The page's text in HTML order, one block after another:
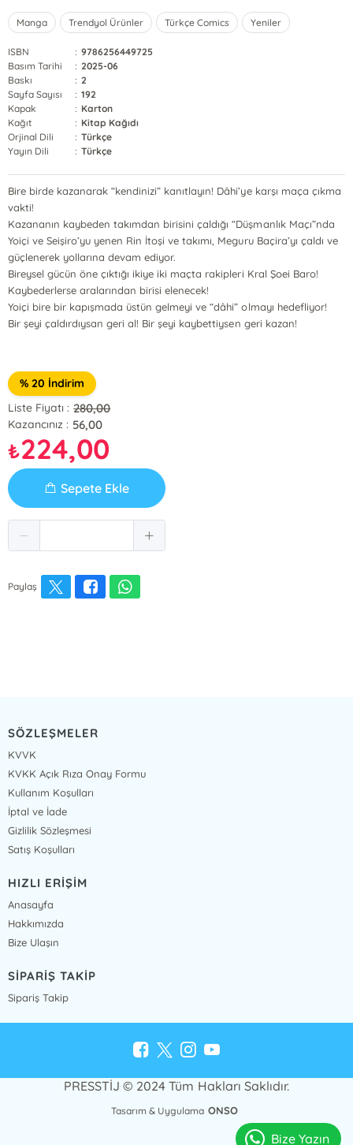
Manga Trendyol Ürünler Türkçe Comics Yeniler
ISBN : 9786256449725
Basım Tarihi
: 2025-06
Baskı
: 2
Sayfa Sayısı
: 192
Kapak
: Karton
Kağıt
: Kitap Kağıdı
Orjinal Dili
: Türkçe
Yayın Dili
: Türkçe
Bire birde kazanarak “kendinizi” kanıtlayın! Dâhi’ye karşı maça çıkma
vakti!
Kazananın kaybeden takımdan birisini çaldığı “Düşmanlık Maçı”nda
Yoiçi ve Seişiro’yu yenen Rin İtoşi ve takımı, Meguru Baçira’yı çaldı ve
güçlenerek yollarına devam ediyor.
Bireysel gücün öne çıktığı ikiye iki maçta rakipleri Kral Şoei Baro!
Kaybederlerse aralarından birisi elenecek!
Yoiçi bire bir kapışmada üstün gelmeyi ve “dâhi” olmayı hedefliyor!
Bir şeyi çaldırdıysan geri al! Bir şeyi kaybettiysen geri kazan!
% 20 İndirim
Liste Fiyatı : 280,00
Kazancınız : 56,00
₺224,00
Sepete Ekle
Paylaş
SÖZLEŞMELER
KVVK
KVKK Açık Rıza Onay Formu
Kullanım Koşulları
İptal ve İade
Gizlilik Sözleşmesi
Satış Koşulları
HIZLI ERİŞİM
Anasayfa
Hakkımızda
Bize Ulaşın
SİPARİŞ TAKİP
Sipariş Takip
PRESSTİJ © 2024 Tüm Hakları Saklıdır.
Tasarım & Uygulama ONSO
Bize Yazın